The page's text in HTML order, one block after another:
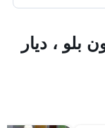
بلو ، ديار